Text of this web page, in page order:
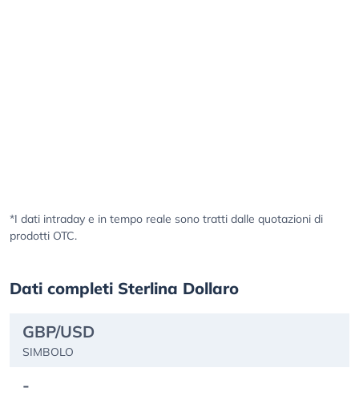
*I dati intraday e in tempo reale sono tratti dalle quotazioni di
prodotti OTC.
Dati completi Sterlina Dollaro
GBP/USD
SIMBOLO
-